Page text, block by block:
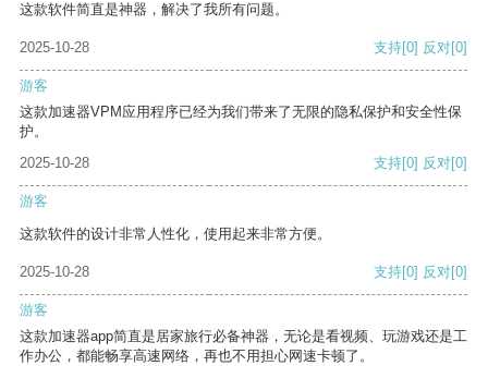
这款软件简直是神器，解决了我所有问题。
2025-10-28 支持[0] 反对[0]
游客
这款加速器VPM应用程序已经为我们带来了无限的隐私保护和安全性保
护。
2025-10-28
支持[0] 反对[0]
游客
这款软件的设计非常人性化，使用起来非常方便。
2025-10-28 支持[0] 反对[0]
游客
这款加速器app简直是居家旅行必备神器，无论是看视频、玩游戏还是工
作办公，都能畅享高速网络，再也不用担心网速卡顿了。